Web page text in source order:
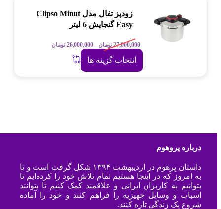
زودپز تفال مدل Clipso Minut
Easy گنجایش 6 لیتر
27,000,000 تومان 26,000,000 تومان
انتخاب گزینه ها
درباره پروهوم
داستان پرهوم در اردیبهشت ۱۳۹۴ شکل گرفت است و تا
به امروز که در اینجا هستیم تمام تلاش خود را کرده‌ایم تا
بتوانیم به کاربران ایرانی و علاقمند کمک کنیم تا بتوانند
اسباب و وسایل جهیزیه را فراهم کنند و خود را آماده
شروع یک زندگی تازه کنند.